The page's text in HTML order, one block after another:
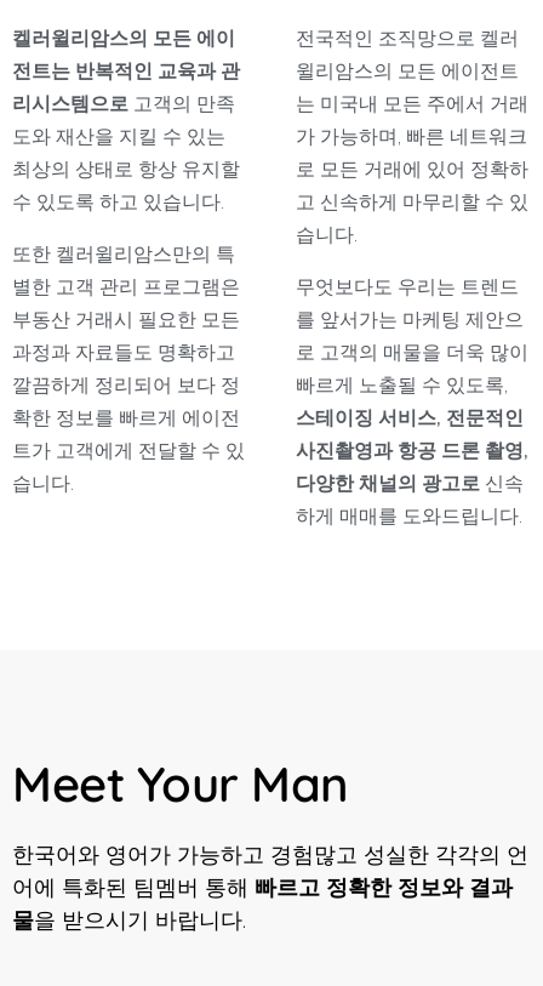
켈러윌리암스의 모든 에이
전트는 반복적인 교육과 관
리시스템으로 고객의 만족
도와 재산을 지킬 수 있는
최상의 상태로 항상 유지할
수 있도록 하고 있습니다.
또한 켈러윌리암스만의 특
별한 고객 관리 프로그램은
부동산 거래시 필요한 모든
과정과 자료들도 명확하고
깔끔하게 정리되어 보다 정
확한 정보를 빠르게 에이전
트가 고객에게 전달할 수 있
습니다.
전국적인 조직망으로 켈러
윌리암스의 모든 에이전트
는 미국내 모든 주에서 거래
가 가능하며, 빠른 네트워크
로 모든 거래에 있어 정확하
고 신속하게 마무리할 수 있
습니다.
무엇보다도 우리는 트렌드
를 앞서가는 마케팅 제안으
로 고객의 매물을 더욱 많이
빠르게 노출될 수 있도록,
스테이징 서비스, 전문적인
사진촬영과 항공 드론 촬영,
다양한 채널의 광고로 신속
하게 매매를 도와드립니다.
Meet Your Man
한국어와 영어가 가능하고 경험많고 성실한 각각의 언
어에 특화된 팀멤버 통해 빠르고 정확한 정보와 결과
물을 받으시기 바랍니다.